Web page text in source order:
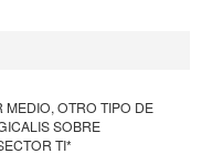
OTRO TIPO DE
SOBRE
TI*